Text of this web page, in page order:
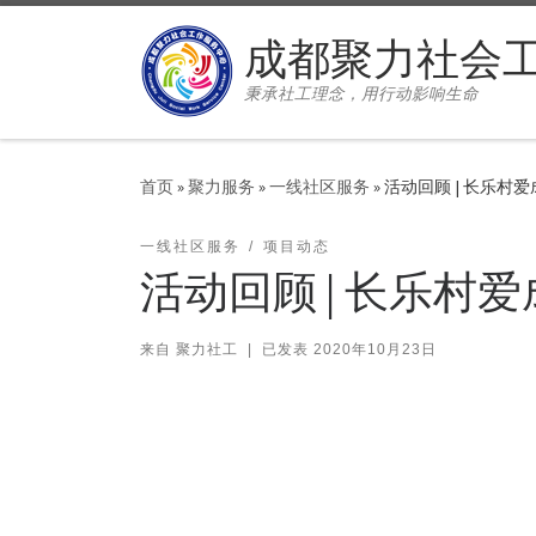
成都聚力社会
秉承社工理念，用行动影响生命
首页»聚力服务 »一线社区服务 »活动回顾 | 长乐村爱
一线社区服务 项目动态
活动回顾 | 长乐村爱
来自 聚力社工 已发表 2020年10月23日